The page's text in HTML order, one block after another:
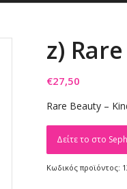
z)
€27,50
Rare Beauty –
Δείτε το στο
Κωδικός προϊόντος: